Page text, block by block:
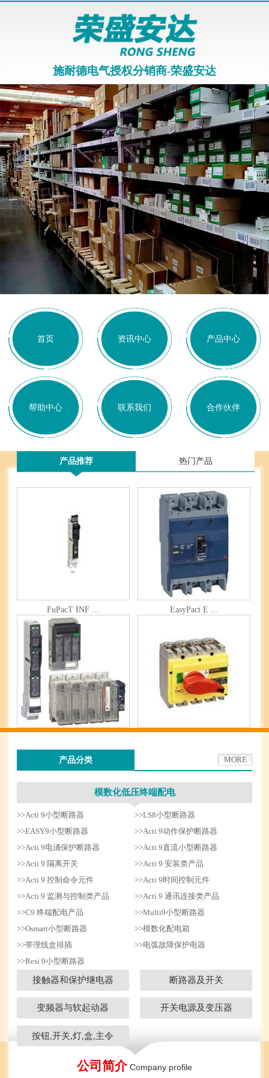
施耐德电气授权分销商-荣盛安达
首页 资讯中心 产品中心
帮助中心 联系我们 合作伙伴
产品推荐 热门产品
FuPacT INF ... EasyPact E ...
产品分类 MORE
模数化低压终端配电
>>Acti 9小型断路器
>>LS8小型断路器
>>EASY9小型断路器
>>Acti 9动作保护断路器
>>Acti 9电涌保护断路器
>>Acti 9直流小型断路器
>>Acti 9 隔离开关
>>Acti 9 安装类产品
>>Acti 9 控制命令元件
>>Acti 9时间控制元件
>>Acti 9 监测与控制类产品
>>Acti 9 通讯连接类产品
>>C9 终端配电产品
>>Multi9小型断路器
>>Osmart小型断路器
>>模数化配电箱
>>带理线盒排插
>>电弧故障保护电器
>>Resi 9小型断路器
接触器和保护继电器 断路器及开关
变频器与软起动器 开关电源及变压器
按钮,开关,灯,盒,主令
公司简介 Company profile